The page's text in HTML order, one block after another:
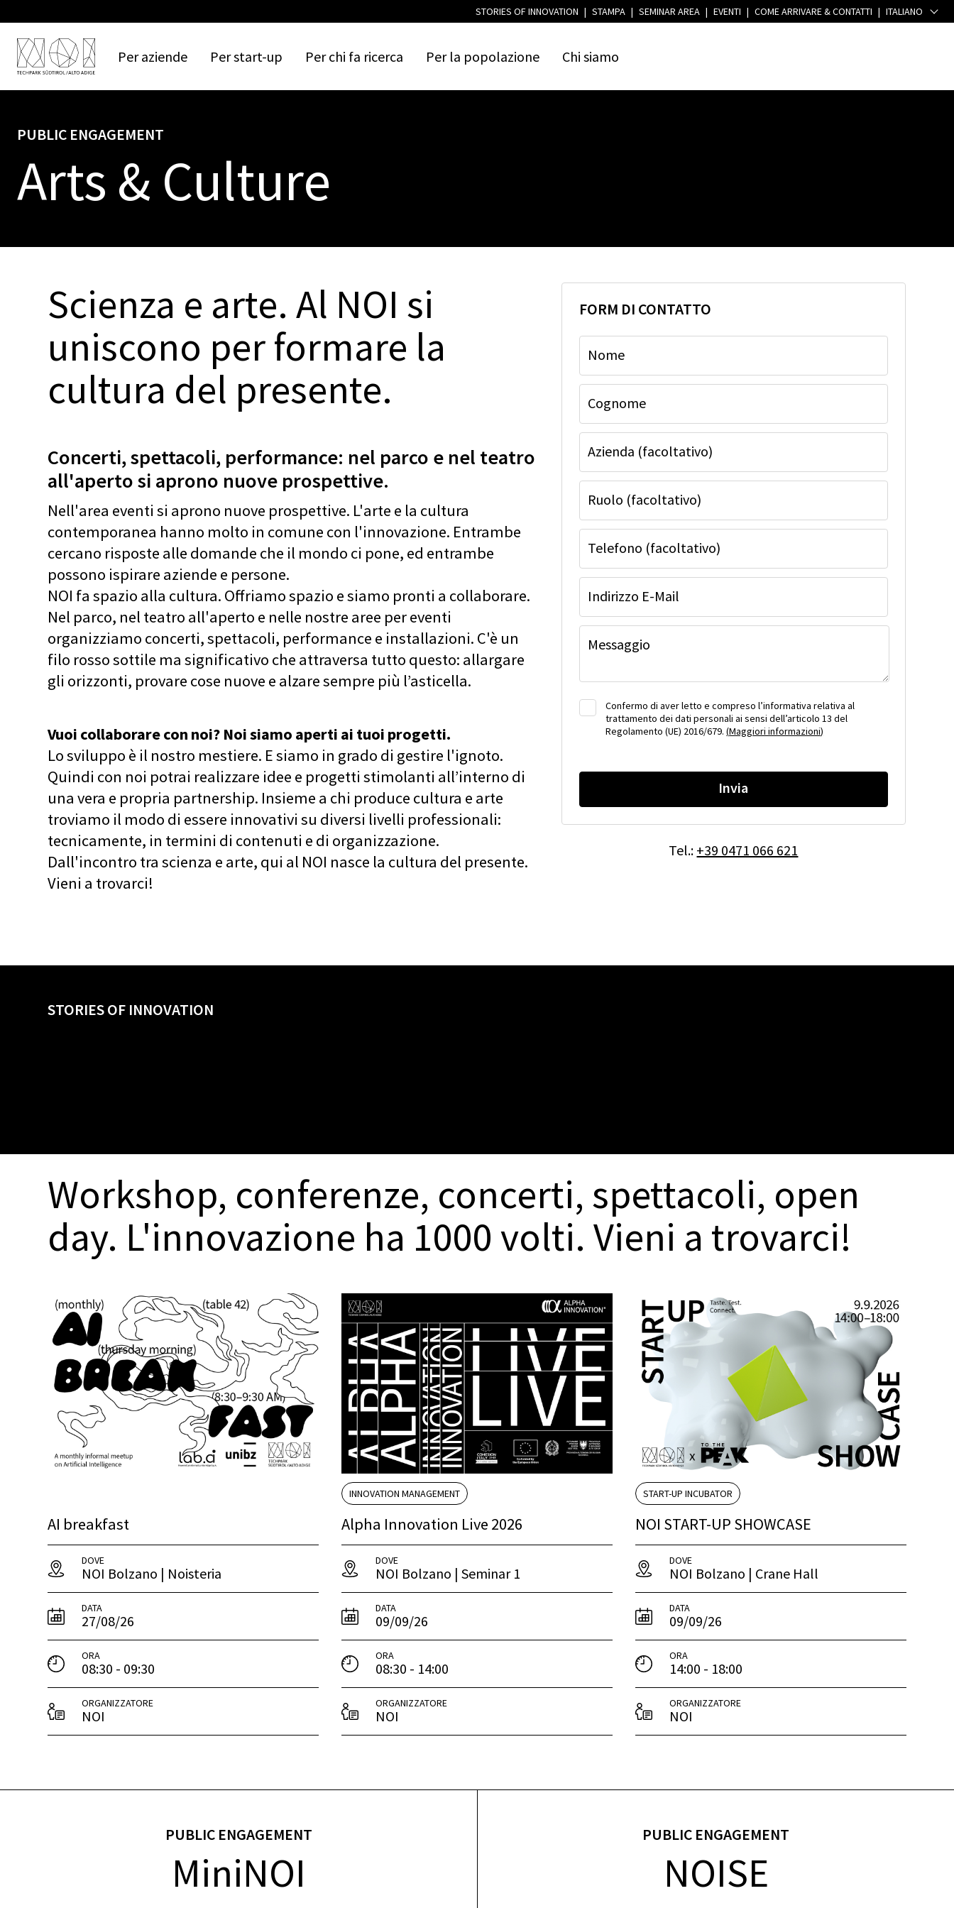
STORIES OF INNOVATION | STAMPA | SEMINAR AREA | EVENTI | COME ARRIVARE & CONTATTI | ITALIANO
Per aziende Perstart-up Per chi fa ricerca Per la popolazione Chi siamo
PUBLIC ENGAGEMENT
Arts & Culture
Scienza e arte. Al NOI si
uniscono per formare la
cultura del presente.
Concerti, spettacoli, performance: nel parco e nel teatro
all'aperto si aprono nuove prospettive.
Nell'area eventi si aprono nuove prospettive. L'arte e la cultura
contemporanea hanno molto in comune con l'innovazione. Entrambe
cercano risposte alle domande che il mondo ci pone, ed entrambe
possono ispirare aziende e persone.
NOI fa spazio alla cultura. Offriamo spazio e siamo pronti a collaborare.
Nel parco, nel teatro all'aperto e nelle nostre aree per eventi
organizziamo concerti, spettacoli, performance e installazioni. C'è un
filo rosso sottile ma significativo che attraversa tutto questo: allargare
gli orizzonti, provare cose nuove e alzare sempre più l’asticella.
Vuoi collaborare con noi? Noi siamo aperti ai tuoi progetti.
Lo sviluppo è il nostro mestiere. E siamo in grado di gestire l'ignoto.
Quindi con noi potrai realizzare idee e progetti stimolanti all’interno di
una vera e propria partnership. Insieme a chi produce cultura e arte
troviamo il modo di essere innovativi su diversi livelli professionali:
tecnicamente, in termini di contenuti e di organizzazione.
Dall'incontro tra scienza e arte, qui al NOI nasce la cultura del presente.
Vieni a trovarci!
FORM DI CONTATTO
Nome
Cognome
Azienda (facoltativo)
Ruolo (facoltativo)
Telefono (facoltativo)
Indirizzo E-Mail
Messaggio
Confermo di aver letto e compreso l’informativa relativa al
trattamento dei dati personali ai sensi dell’articolo 13 del
Regolamento (UE) 2016/679.(Maggiori informazioni)
Invia
Tel.: +39 0471 066 621
STORIES OF INNOVATION
Workshop, conferenze, concerti, spettacoli, open
day. L'innovazione ha 1000 volti. Vieni a trovarci!
AI breakfast
DOVE
NOI Bolzano | Noisteria
DATA
27/08/26
ORA
08:30 - 09:30
ORGANIZZATORE
NOI
INNOVATION MANAGEMENT
Alpha Innovation Live 2026
DOVE
NOI Bolzano | Seminar 1
DATA
09/09/26
ORA
08:30 - 14:00
ORGANIZZATORE
NOI
START-UP INCUBATOR
NOI START-UP SHOWCASE
DOVE
NOI Bolzano | Crane Hall
DATA
09/09/26
ORA
14:00 - 18:00
ORGANIZZATORE
NOI
PUBLIC ENGAGEMENT
MiniNOI
PUBLIC ENGAGEMENT
NOISE